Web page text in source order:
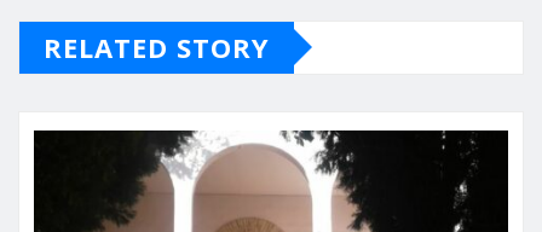
RELATED STORY